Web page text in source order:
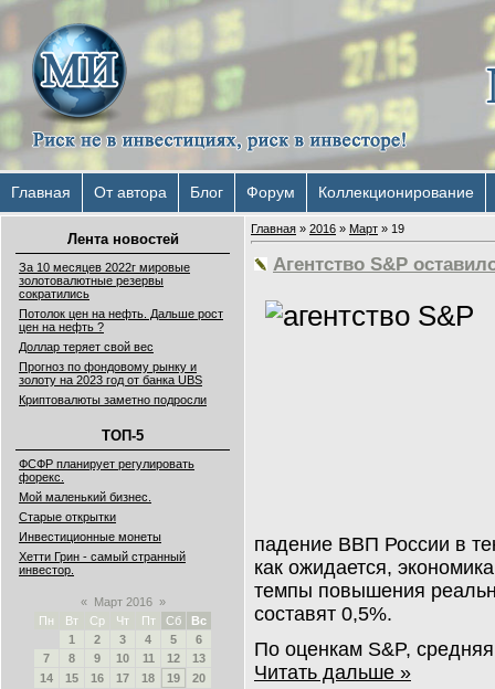
Главная От автора Блог Форум Коллекционирование
Лента новостей
За 10 месяцев 2022г мировые
золотовалютные резервы
сократились
Потолок цен на нефть. Дальше рост
цен на нефть ?
Доллар теряет свой вес
Прогноз по фондовому рынку и
золоту на 2023 год от банка UBS
Криптовалюты заметно подросли
ТОП-5
ФСФР планирует регулировать
форекс.
Мой маленький бизнес.
Старые открытки
Инвестиционные монеты
Хетти Грин - самый странный
инвестор.
« Март 2016 »
Пн
Вт Ср Чт Пт Сб
Вс
1
2 3 4 5
6
7
8 9 10 11 12
13
14
15 16 17 18 19
20
Главная » 2016 » Март » 19
Агентство S&P
падение ВВП России в
как ожидается,
темпы повышения
составят 0,5%.
По оценкам S&P,
Читать дальше »